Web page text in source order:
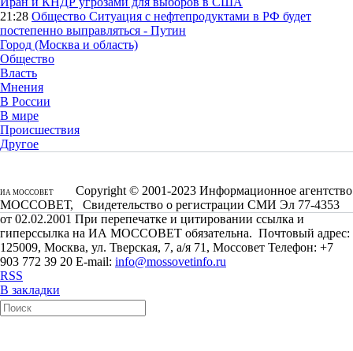
21:28 Общество Ситуация с нефтепродуктами в РФ будет
постепенно выправляться - Путин
Город (Москва и область)
Общество
Власть
Мнения
В России
В мире
Происшествия
Другое
ИА МОССОВЕТ
Copyright © 2001-2023 Информационное агентство
МОССОВЕТ, Свидетельство о регистрации СМИ Эл 77-4353
от 02.02.2001 При перепечатке и цитировании ссылка и
гиперссылка на ИА МОССОВЕТ обязательна. Почтовый адрес:
125009, Москва, ул. Тверская, 7, а/я 71, Моссовет Телефон: +7
903 772 39 20 E-mail: info@mossovetinfo.ru
RSS
В закладки